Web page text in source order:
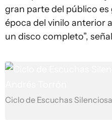
gran parte del público
época del vinilo anterior
un disco completo”,
Ciclo de Escuchas